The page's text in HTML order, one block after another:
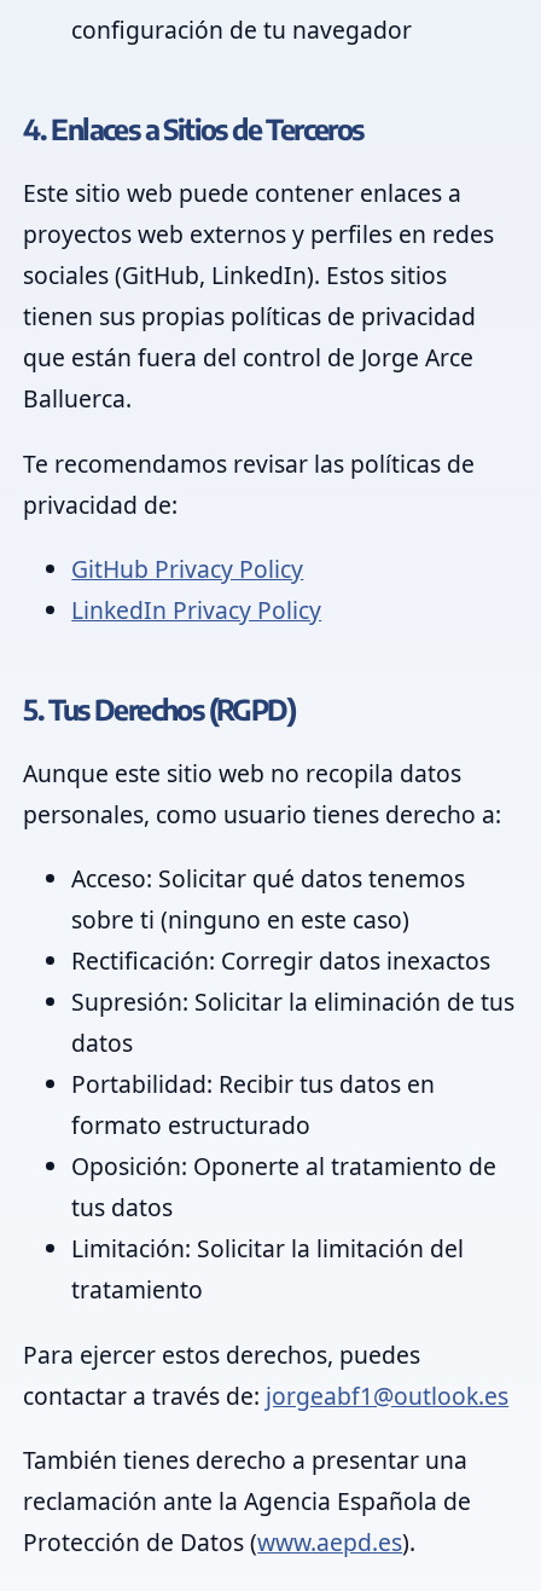
configuración de tu navegador
4. Enlaces a Sitios de Terceros
Este sitio web puede contener enlaces a
proyectos web externos y perfiles en redes
sociales (GitHub, LinkedIn). Estos sitios
tienen sus propias políticas de privacidad
que están fuera del control de Jorge Arce
Balluerca.
Te recomendamos revisar las políticas de
privacidad de:
GitHub Privacy Policy
LinkedIn Privacy Policy
5. Tus Derechos (RGPD)
Aunque este sitio web no recopila datos
personales, como usuario tienes derecho a:
Acceso: Solicitar qué datos tenemos
sobre ti (ninguno en este caso)
Rectificación: Corregir datos inexactos
Supresión: Solicitar la eliminación de tus
datos
Portabilidad: Recibir tus datos en
formato estructurado
Oposición: Oponerte al tratamiento de
tus datos
Limitación: Solicitar la limitación del
tratamiento
Para ejercer estos derechos, puedes
contactar a través de: jorgeabf1@outlook.es
También tienes derecho a presentar una
reclamación ante la Agencia Española de
Protección de Datos (www.aepd.es).